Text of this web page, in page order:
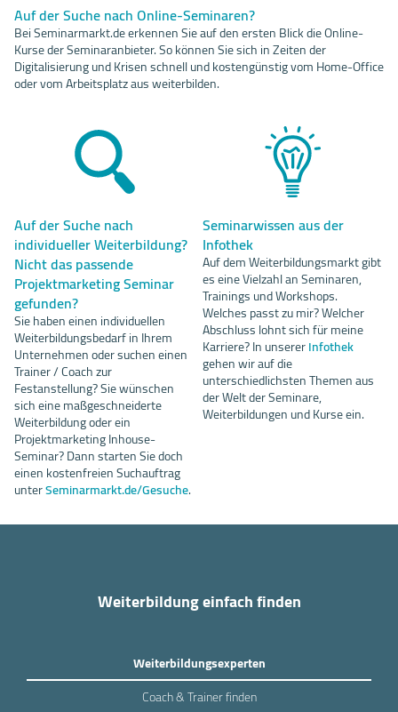
Auf der Suche nach Online-Seminaren?
Bei Seminarmarkt.de erkennen Sie auf den ersten Blick die Online-
Kurse der Seminaranbieter. So können Sie sich in Zeiten der
Digitalisierung und Krisen schnell und kostengünstig vom Home-Office
oder vom Arbeitsplatz aus weiterbilden.
Auf der Suche nach
individueller Weiterbildung?
Nicht das passende
Projektmarketing Seminar
gefunden?
Sie haben einen individuellen
Weiterbildungsbedarf in Ihrem
Unternehmen oder suchen einen
Trainer / Coach zur
Festanstellung? Sie wünschen
sich eine maßgeschneiderte
Weiterbildung oder ein
Projektmarketing Inhouse-
Seminar? Dann starten Sie doch
einen kostenfreien Suchauftrag
unterSeminarmarkt.de/Gesuche.
Seminarwissen aus der
Infothek
Auf dem Weiterbildungsmarkt gibt
es eine Vielzahl an Seminaren,
Trainings und Workshops.
Welches passt zu mir? Welcher
Abschluss lohnt sich für meine
Karriere? In unsererInfothek
gehen wir auf die
unterschiedlichsten Themen aus
der Welt der Seminare,
Weiterbildungen und Kurse ein.
Weiterbildung einfach finden
Weiterbildungsexperten
Coach & Trainer finden